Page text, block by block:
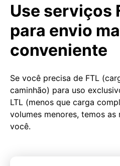
Use serviços
para envio
conveniente
Se você precisa de FTL
caminhão) para uso
LTL (menos que carga
volumes menores, temos as
você.